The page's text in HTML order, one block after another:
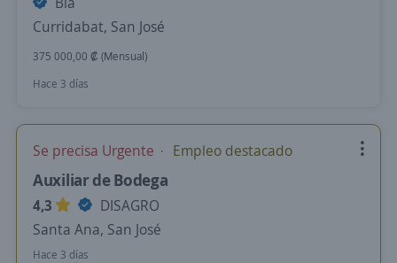
Curridabat, San José
375 000,00 ₡ (Mensual)
Hace 3 días
Se precisa Urgente Empleo destacado
Auxiliar de Bodega
4,3
DISAGRO
Santa Ana, San José
Hace 3 días